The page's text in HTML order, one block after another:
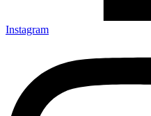
Instagram